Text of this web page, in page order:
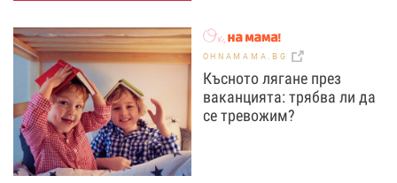
OHNAMAMA.BG
Късното лягане през
ваканцията: трябва ли да
се тревожим?